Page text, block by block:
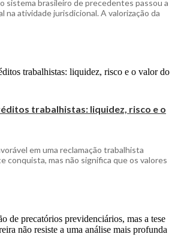
sistema brasileiro de precedentes passou a
na atividade jurisdicional. A valorização da
trabalhistas: liquidez, risco e o
em uma reclamação trabalhista
conquista, mas não significa que os valores